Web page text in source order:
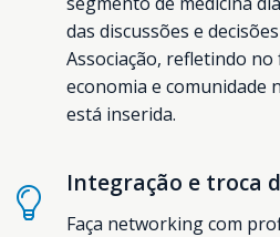
das discussões e
Associação, refletindo
economia e comunidade
está inserida.
Integração e troca
Faça networking com